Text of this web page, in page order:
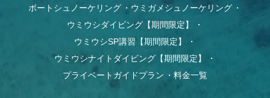
ボートシュノーケリング
ウミガメシュノーケリング
ウミウシダイビング【期間限定】
ウミウシSP講習【期間限定】
ウミウシナイトダイビング【期間限定】
プライベートガイドプラン
料金一覧